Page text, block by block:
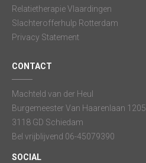
Relatietherapie Vlaardingen
Slachterofferhulp Rotterdam
Privacy Statement
CONTACT
Machteld van der Heul
Burgemeester Van Haarenlaan 1205
3118 GD Schiedam
Bel vrijblijvend 06-45079390
SOCIAL